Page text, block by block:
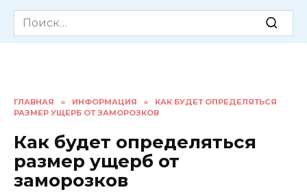
Search
for:
ГЛАВНАЯ » ИНФОРМАЦИЯ »
КАК БУДЕТ ОПРЕДЕЛЯТЬСЯ
РАЗМЕР УЩЕРБ ОТ ЗАМОРОЗКОВ
Как будет определяться
размер ущерб от
заморозков